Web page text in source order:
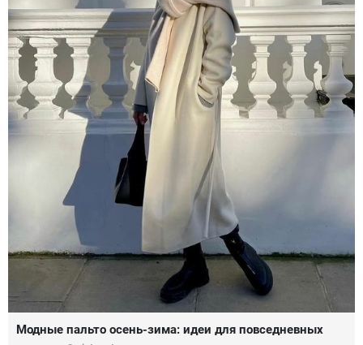
Модные пальто осень-зима: идеи для повседневных